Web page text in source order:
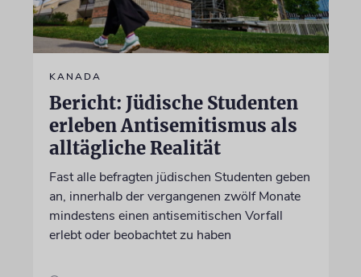
KANADA
Bericht: Jüdische Studenten
erleben Antisemitismus als
alltägliche Realität
Fast alle befragten jüdischen Studenten geben
an, innerhalb der vergangenen zwölf Monate
mindestens einen antisemitischen Vorfall
erlebt oder beobachtet zu haben